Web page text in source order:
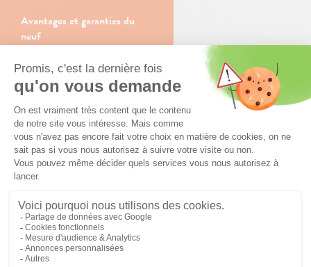
Avantages et garanties du
neuf
En savoir plus